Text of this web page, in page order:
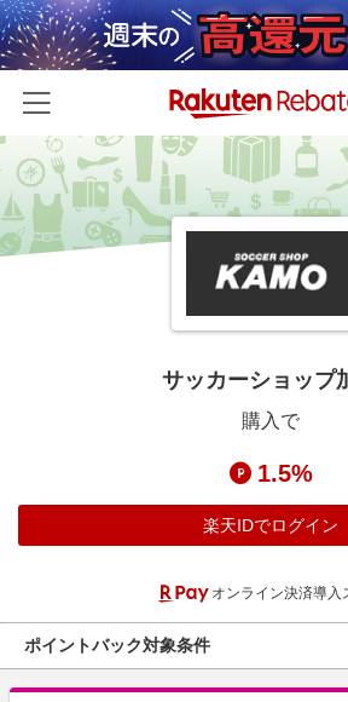
ホーム
カテゴリー一覧
ファッション・インナー・小物
日用品・キッチン用品
家電・PC・スマホ・カメラ
スポーツ・アウトドア・ゴルフ
インテリア・寝具
ペット・花・DIY・車
リーベイツ注目ストア
初回購入者限定特典
わくわく夏特集
とことん買い物チャレンジ
サッカーショップ
購入で
1.5%
楽天IDでログイン
オンライン決済導入
ポイントバック対象条件